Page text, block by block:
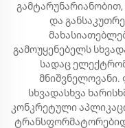
და
გამოუყენებელს
სადაც
მნიშვნელოვანი.
სხვადასხვა
კონკრეტული